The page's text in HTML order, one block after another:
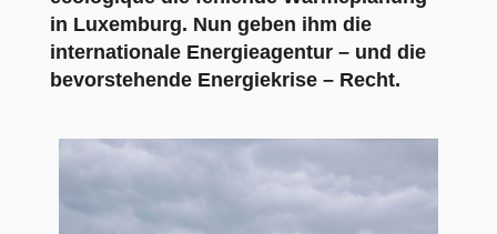
in Luxemburg. Nun geben ihm die
internationale Energieagentur – und die
bevorstehende Energiekrise – Recht.